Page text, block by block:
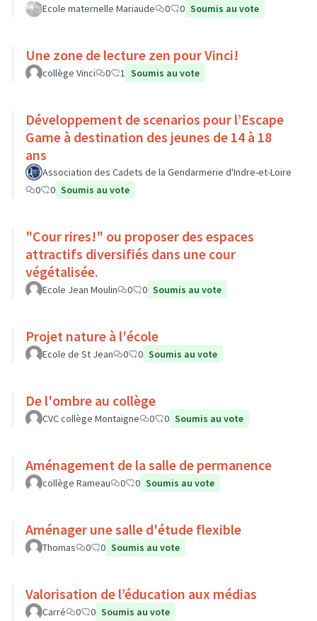
Ecole maternelle Mariaude 0 0 Soumis au vote
Une zone de lecture zen pour Vinci!
collège Vinci 0 1 Soumis au vote
Développement de scenarios pour l’Escape
Game à destination des jeunes de 14 à 18
ans
Association des Cadets de la Gendarmerie d'Indre-et-Loire
0
0 Soumis au vote
"Cour rires!" ou proposer des espaces
attractifs diversifiés dans une cour
végétalisée.
Ecole Jean Moulin 0 0 Soumis au vote
Projet nature à l'école
Ecole de St Jean 0 0 Soumis au vote
De l'ombre au collège
CVC collège Montaigne 0 0 Soumis au vote
Aménagement de la salle de permanence
collège Rameau 0 0 Soumis au vote
Aménager une salle d'étude flexible
Thomas 0 0 Soumis au vote
Valorisation de l’éducation aux médias
Carré 0 0 Soumis au vote